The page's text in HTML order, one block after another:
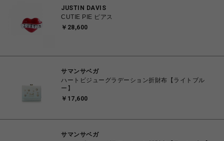
JUSTIN DAVIS
CUTIE PIE ピアス
￥28,600
サマンサベガ
ハートビジューグラデーション折財布【ライトブル
ー】
￥17,600
サマンサベガ